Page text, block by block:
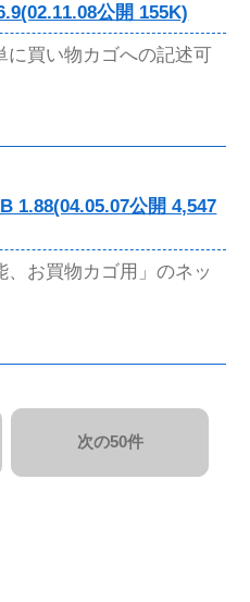
公開 155K)
に買い物カゴへの記述可
1.88(04.05.07公開 4,547
お買物カゴ用」のネッ
次の50件